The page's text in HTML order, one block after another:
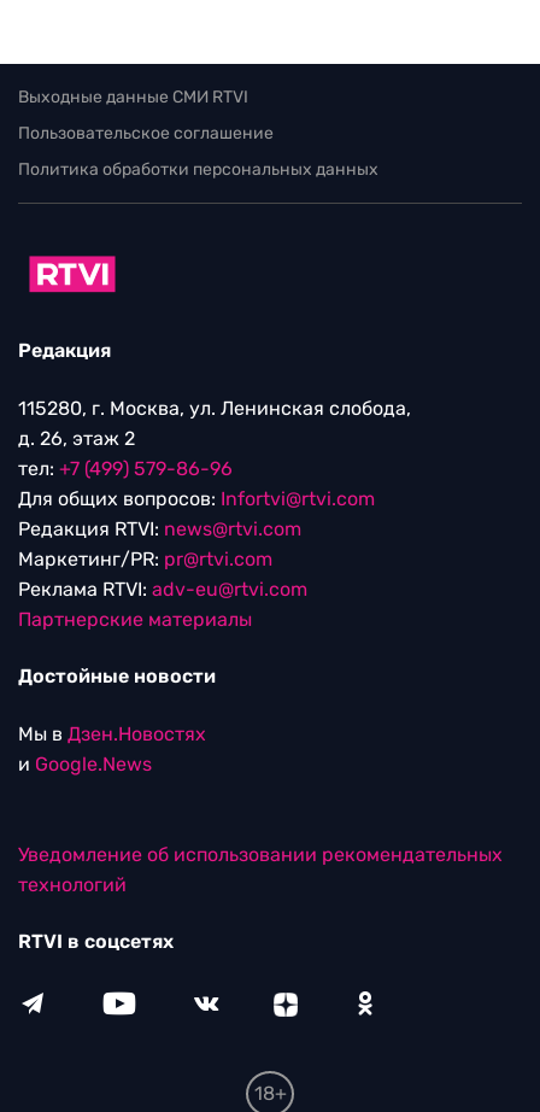
Выходные данные СМИ RTVI
Пользовательское соглашение
Политика обработки персональных данных
Редакция
115280, г. Москва, ул. Ленинская слобода,
д. 26, этаж 2
тел: +7 (499) 579-86-96
Для общих вопросов: Infortvi@rtvi.com
Редакция RTVI: news@rtvi.com
Маркетинг/PR: pr@rtvi.com
Реклама RTVI: adv-eu@rtvi.com
Партнерские материалы
Достойные новости
Мы в Дзен.Новостях
и Google.News
Уведомление об использовании рекомендательных
технологий
RTVI в соцсетях
18+